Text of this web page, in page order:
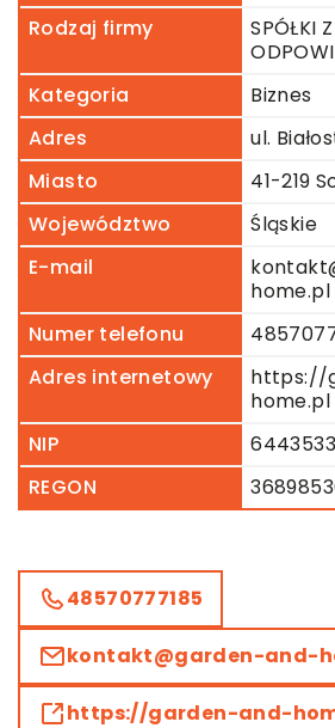
Rodzaj firmy
SPÓŁKI
Kategoria
Biznes
Adres
ul.
Miasto
41-219
Województwo
Śląskie
E-mail
home.pl
Numer telefonu
Adres internetowy
https://
home.pl
NIP
REGON
48570777185
kontakt@garden-and-
https://garden-and-